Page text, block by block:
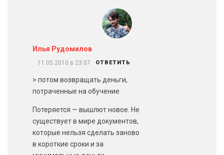
Илья Рудомилов
11.05.2010 в 23:57 ОТВЕТИТЬ
> потом возвращать деньги,
потраченные на обучение
Потеряется — вышлют новое. Не
существует в мире документов,
которые нельзя сделать заново
в короткие сроки и за